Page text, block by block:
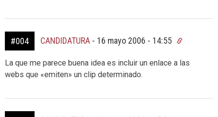
#004 CANDIDATURA - 16 mayo 2006 - 14:55
La que me parece buena idea es incluir un enlace a las
webs que «emiten» un clip determinado.